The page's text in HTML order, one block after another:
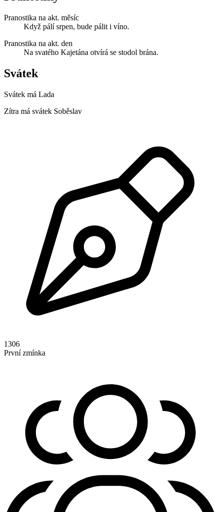
Pranostika na akt. měsíc
Když pálí srpen, bude pálit i víno.
Pranostika na akt. den
Na svatého Kajetána otvírá se stodol brána.
Svátek
Svátek má Lada
Zítra má svátek Soběslav
1306
První zmínka